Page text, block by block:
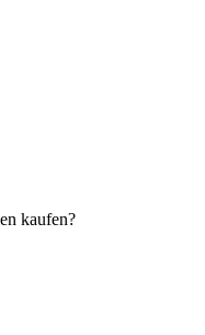
kaufen?